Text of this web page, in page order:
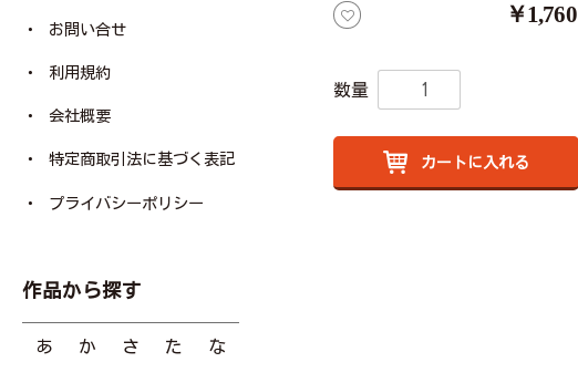
お問い合せ
利用規約
会社概要
特定商取引法に基づく表記
プライバシーポリシー
作品から探す
あ か さ た な
￥1,760
数量
カートに入れる